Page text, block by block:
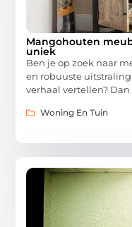
Mangohouten
uniek
Ben je op zoek naar
en robuuste
verhaal vertellen?
Woning En Tuin